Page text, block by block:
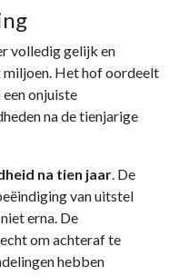
volledig gelijk en
Het hof oordeelt
onjuiste
na de tienjarige
na tien jaar. De
van uitstel
erna. De
om achteraf te
hebben